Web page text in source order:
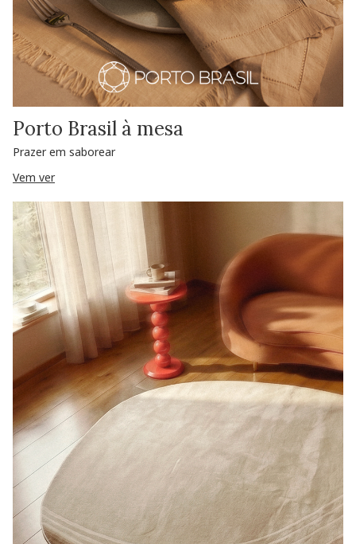
Porto Brasil à mesa
Prazer em saborear
Vem ver